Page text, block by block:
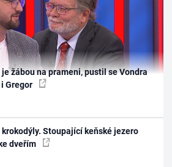
žábou na prameni, pustil se Vondra
Gregor
Stoupající keňské jezero
dveřím